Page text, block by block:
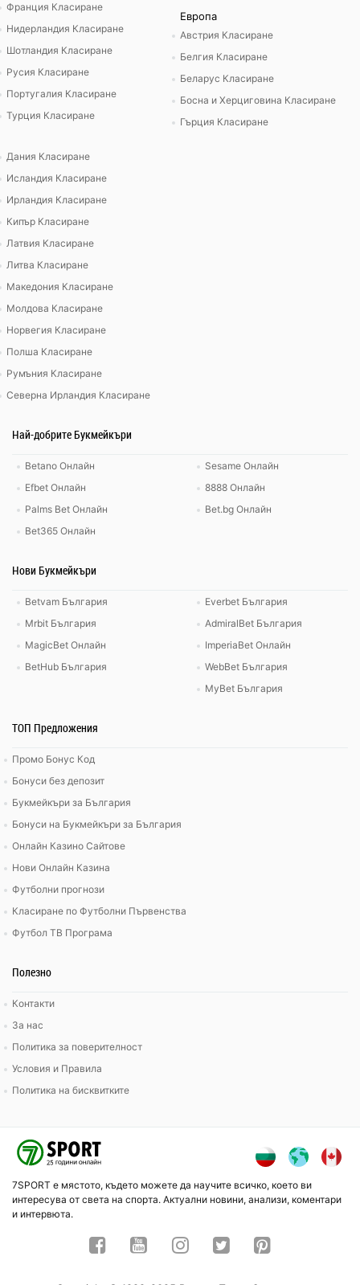
Франция Класиране
Нидерландия Класиране
Шотландия Класиране
Русия Класиране
Португалия Класиране
Турция Класиране
Европа
Австрия Класиране
Белгия Класиране
Беларус Класиране
Босна и Херциговина Класиране
Гърция Класиране
Дания Класиране
Исландия Класиране
Ирландия Класиране
Кипър Класиране
Латвия Класиране
Литва Класиране
Македония Класиране
Молдова Класиране
Норвегия Класиране
Полша Класиране
Румъния Класиране
Северна Ирландия Класиране
Най-добрите Букмейкъри
Betano Онлайн
Efbet Онлайн
Palms Bet Онлайн
Bet365 Онлайн
Sesame Онлайн
8888 Онлайн
Bet.bg Онлайн
Нови Букмейкъри
Betvam България
Mrbit България
MagicBet Онлайн
BetHub България
Everbet България
AdmiralBet България
ImperiaBet Онлайн
WebBet България
MyBet България
ТОП Предложения
Промо Бонус Код
Бонуси без депозит
Букмейкъри за България
Бонуси на Букмейкъри за България
Онлайн Казино Сайтове
Нови Онлайн Казина
Футболни прогнози
Класиране по Футболни Първенства
Футбол ТВ Програма
Полезно
Контакти
За нас
Политика за поверителност
Условия и Правила
Политика на бисквитките
7SPORT е мястото, където можете да научите всичко, което ви
интересува от света на спорта. Актуални новини, анализи, коментари
и интервюта.